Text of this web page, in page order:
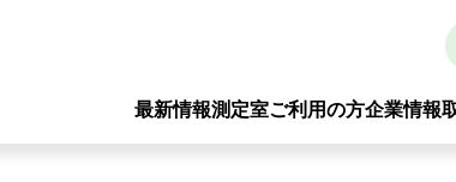
最新情報測定室ご利用の方企業情報